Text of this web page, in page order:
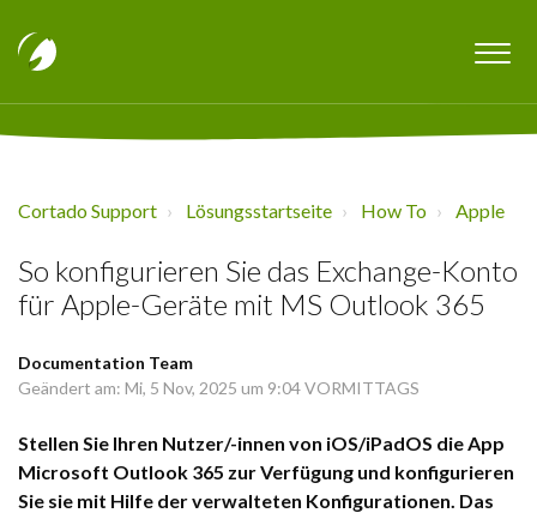
Cortado Support Lösungsstartseite How To Apple
So konfigurieren Sie das Exchange-Konto
für Apple-Geräte mit MS Outlook 365
Documentation Team
Geändert am: Mi, 5 Nov, 2025 um 9:04 VORMITTAGS
Stellen Sie Ihren Nutzer/-innen von iOS/iPadOS die App
Microsoft Outlook 365 zur Verfügung und konfigurieren
Sie sie mit Hilfe der verwalteten Konfigurationen. Das